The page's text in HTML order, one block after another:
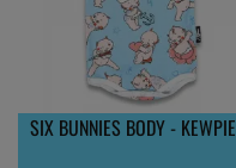
SIX BUNNIES BODY - KEWPIE